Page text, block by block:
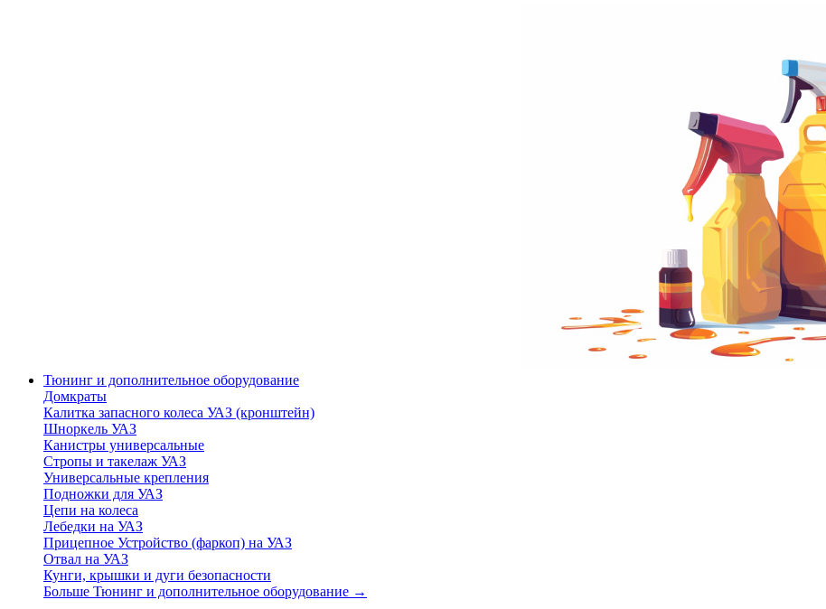
Тюнинг и дополнительное оборудование
Домкраты
Калитка запасного колеса УАЗ (кронштейн)
Шноркель УАЗ
Канистры универсальные
Стропы и такелаж УАЗ
Универсальные крепления
Подножки для УАЗ
Цепи на колеса
Лебедки на УАЗ
Прицепное Устройство (фаркоп) на УАЗ
Отвал на УАЗ
Кунги, крышки и дуги безопасности
Больше Тюнинг и дополнительное оборудование →